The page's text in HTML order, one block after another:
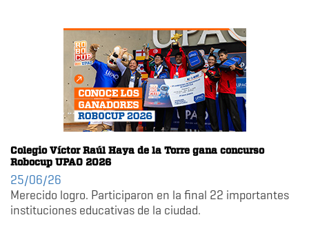
Colegio Víctor Raúl Haya de la Torre gana concurso
Robocup UPAO 2026
25/06/26
Merecido logro. Participaron en la final 22 importantes
instituciones educativas de la ciudad.